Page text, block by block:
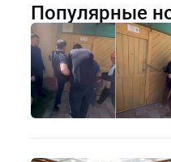
Популярные